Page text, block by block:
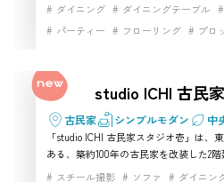
自然光が入る2階を使い分けられ、ポー
レ、インタビュー、ドラマ、CMなど幅
ダイニング
ダイニングテーブル
パーティー
フローリング プロ
小物撮影
昭和レトロ家具
歴史的建築 生
白壁
自然光 路面スタジオ
駅近
高速インターネット
studio ICHI 古民
古民家 シンプルモダン 中
「studio ICHI 古民家スタジオ壱」は、
ある、築約100年の古民家を改装した2
畳や障子、襖、木製建具、昔ながらの
スチール撮影 ソファ ダイニン